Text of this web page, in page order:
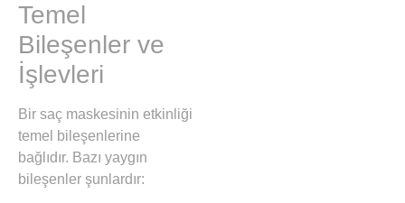
Temel
Bileşenler ve
İşlevleri
Bir saç maskesinin etkinliği
temel bileşenlerine
bağlıdır. Bazı yaygın
bileşenler şunlardır: